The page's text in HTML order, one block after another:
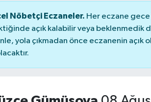
Nöbetçi Eczaneler. Her eczane gece
açık kalabilir veya beklenmedik
yola çıkmadan önce eczanenin açık